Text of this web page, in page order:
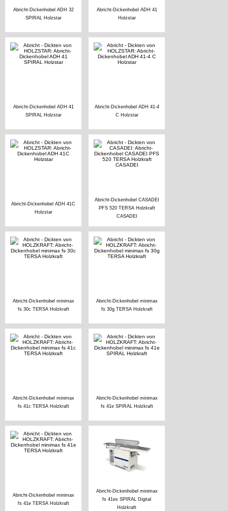
Abricht-Dickenhobel ADH 32
SPIRAL Holzstar
Abricht-Dickenhobel ADH 41
Holzstar
Abricht-Dickenhobel ADH 41
SPIRAL Holzstar
Abricht-Dickenhobel ADH 41-4
C Holzstar
Abricht-Dickenhobel ADH 41C
Holzstar
Abricht-Dickenhobel CASADEI
PFS 520 TERSA Holzkraft
CASADEI
Abricht-Dickenhobel minimax
fs 30c TERSA Holzkraft
Abricht-Dickenhobel minimax
fs 30g TERSA Holzkraft
Abricht-Dickenhobel minimax
fs 41c TERSA Holzkraft
Abricht-Dickenhobel minimax
fs 41e SPIRAL Holzkraft
Abricht-Dickenhobel minimax
fs 41e TERSA Holzkraft
Abricht-Dickenhobel minimax
fs 41es SPIRAL Digital
Holzkraft